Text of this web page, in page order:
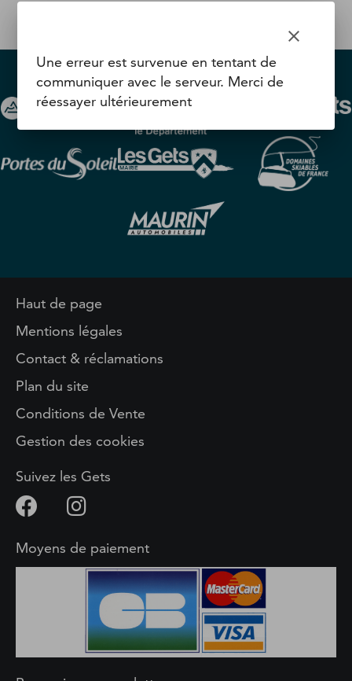
Haut de page
Mentions légales
Contact & réclamations
Plan du site
Conditions de Vente
Gestion des cookies
Suivez les Gets
Moyens de paiement
clear
Une erreur est survenue en tentant de
communiquer avec le serveur. Merci de
réessayer ultérieurement